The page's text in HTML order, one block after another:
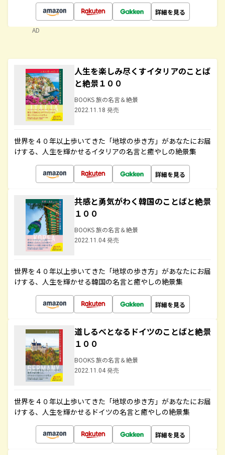
詳細を見る
AD
人生を楽しみ尽くすイタリアのことば
と絶景１００
BOOKS 旅の名言＆絶景
2022.11.18 発売
世界を４０年以上歩いてきた「地球の歩き方」があなたにお届
けする、人生を輝かせるイタリアの名言と癒やしの絶景集
詳細を見る
共感と勇気がわく韓国のことばと絶景
１００
BOOKS 旅の名言＆絶景
2022.11.04 発売
世界を４０年以上歩いてきた「地球の歩き方」があなたにお届
けする、人生を輝かせる韓国の名言と癒やしの絶景集
詳細を見る
道しるべとなるドイツのことばと絶景
１００
BOOKS 旅の名言＆絶景
2022.11.04 発売
世界を４０年以上歩いてきた「地球の歩き方」があなたにお届
けする、人生を輝かせるドイツの名言と癒やしの絶景集
詳細を見る